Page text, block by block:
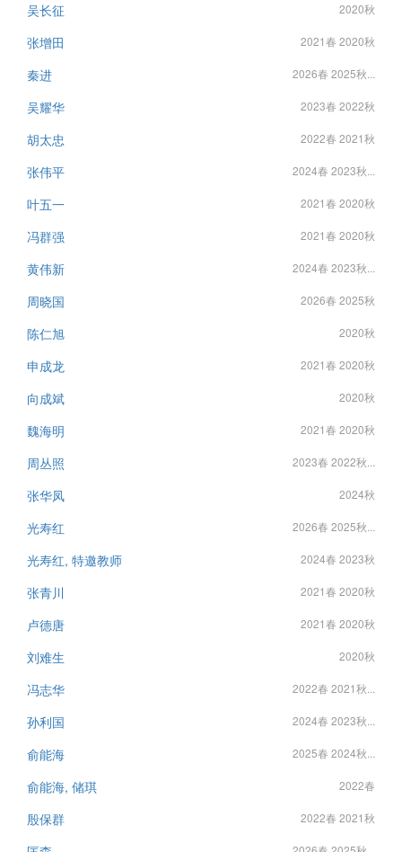
吴长征 2020秋
张增田 2021春 2020秋
秦进 2026春 2025秋...
吴耀华 2023春 2022秋
胡太忠 2022春 2021秋
张伟平 2024春 2023秋...
叶五一 2021春 2020秋
冯群强 2021春 2020秋
黄伟新 2024春 2023秋...
周晓国 2026春 2025秋
陈仁旭 2020秋
申成龙 2021春 2020秋
向成斌 2020秋
魏海明 2021春 2020秋
周丛照 2023春 2022秋...
张华凤 2024秋
光寿红 2026春 2025秋...
光寿红, 特邀教师 2024春 2023秋
张青川 2021春 2020秋
卢德唐 2021春 2020秋
刘难生 2020秋
冯志华 2022春 2021秋...
孙利国 2024春 2023秋...
俞能海 2025春 2024秋...
俞能海, 储琪 2022春
殷保群 2022春 2021秋